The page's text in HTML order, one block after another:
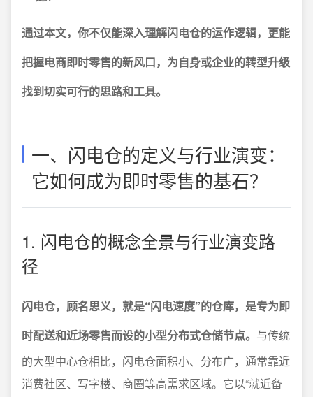
通过本文，你不仅能深入理解闪电仓的运作逻辑，更能
把握电商即时零售的新风口，为自身或企业的转型升级
找到切实可行的思路和工具。
一、闪电仓的定义与行业演变：
它如何成为即时零售的基石？
1. 闪电仓的概念全景与行业演变路
径
闪电仓，顾名思义，就是“闪电速度”的仓库，是专为即
时配送和近场零售而设的小型分布式仓储节点。 与传统
的大型中心仓相比，闪电仓面积小、分布广，通常靠近
消费社区、写字楼、商圈等高需求区域。它以“就近备